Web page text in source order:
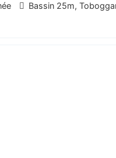
Bassin 25m,